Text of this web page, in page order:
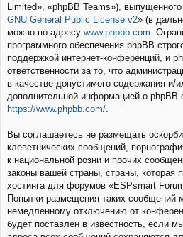
Limited», «phpBB Teams»),
GNU General Public License v2» (в
можно по адресу www.phpbb.com .
программного обеспечения phpBB
поддержкой интернет-конференций, и
ответственности за то, что
в качестве допустимого содержания и/
дополнительной информацией о phpBB
https://www.phpbb.com/
Вы соглашаетесь не размещать
клеветнических сообщений,
к национальной розни и прочих
законы вашей страны, страны, которая
хостинга для форумов «ESPsmart
Попытки размещения таких сообщений
немедленному отключению от
будет поставлен в известность, если